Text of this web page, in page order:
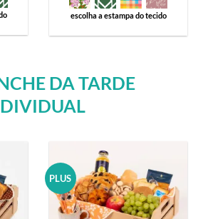
escolha a estampa do tecido
DA TARDE
PLUS